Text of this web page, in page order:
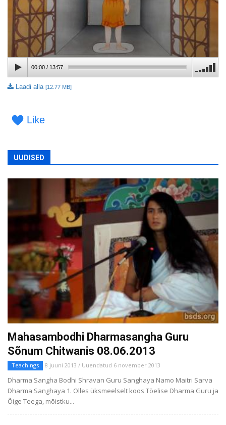
00:00/ 13:57
Laadi alla [12.77 MB]
Like
UUDISED
Mahasambodhi Dharmasangha Guru
Sõnum Chitwanis 08.06.2013
Teachings 8 juuni 2013 / Uuendatud 6 november 2013
Dharma Sangha Bodhi Shravan Guru Sanghaya Namo Maitri Sarva
Dharma Sanghaya 1. Olles üksmeelselt koos Tõelise Dharma Guru ja
Õige Teega, mõistku...